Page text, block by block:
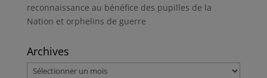
reconnaissance au bénéfice des pupilles de la
Nation et orphelins de guerre
Archives
Archives